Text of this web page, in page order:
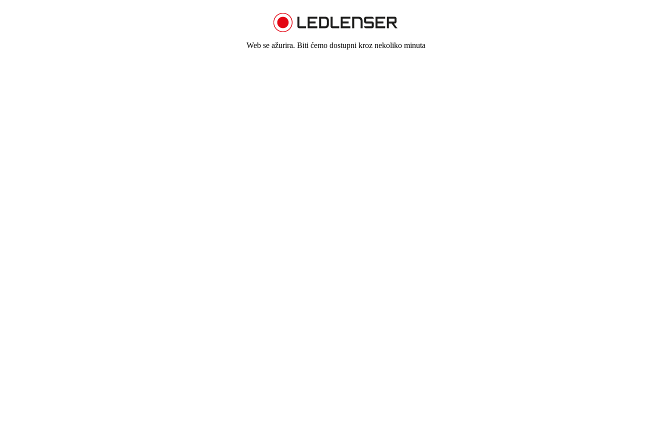
Web se ažurira. Biti ćemo dostupni kroz nekoliko minuta